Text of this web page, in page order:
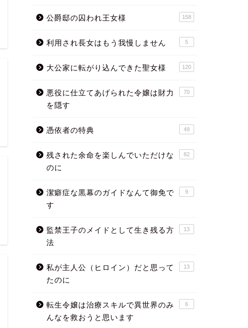
公爵邸の囚われ王女様 158
利用され長女はもう我慢しません 5
大公家に転がり込んできた聖女様 120
悪役に仕立てあげられた令嬢は財力
を隠す
70
憑依者の特典 49
残された余命を楽しんでいただけな
のに
82
潔癖症な黒幕のガイドなんて御免で
す
9
監禁王子のメイドとして生き残る方
法
13
私が主人公（ヒロイン）だと思って
たのに
13
転生令嬢は治療スキルで異世界のみ
んなを救おうと思います
6